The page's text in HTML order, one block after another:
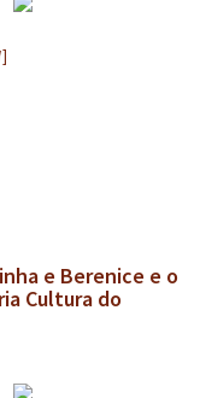
e Berenice e o
Cultura do